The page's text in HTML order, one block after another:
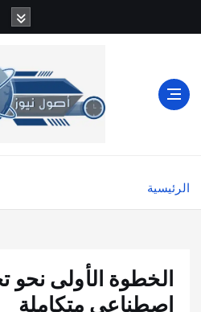
ل
الرئيسية
الخطوة الأولى نحو
اصطناعي متكاملة